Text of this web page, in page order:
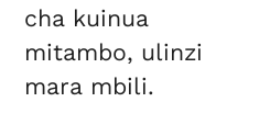
cha kuinua
mitambo, ulinzi
mara mbili.